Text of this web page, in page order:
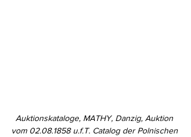
Auktionskataloge, MATHY, Danzig, Auktion
vom 02.08.1858 u.f.T. Catalog der Polnischen